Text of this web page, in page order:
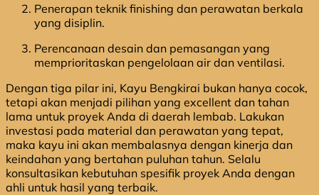
Penerapan teknik finishing dan perawatan berkala
yang disiplin.
Perencanaan desain dan pemasangan yang
memprioritaskan pengelolaan air dan ventilasi.
Dengan tiga pilar ini, Kayu Bengkirai bukan hanya cocok,
tetapi akan menjadi pilihan yang excellent dan tahan
lama untuk proyek Anda di daerah lembab. Lakukan
investasi pada material dan perawatan yang tepat,
maka kayu ini akan membalasnya dengan kinerja dan
keindahan yang bertahan puluhan tahun. Selalu
konsultasikan kebutuhan spesifik proyek Anda dengan
ahli untuk hasil yang terbaik.